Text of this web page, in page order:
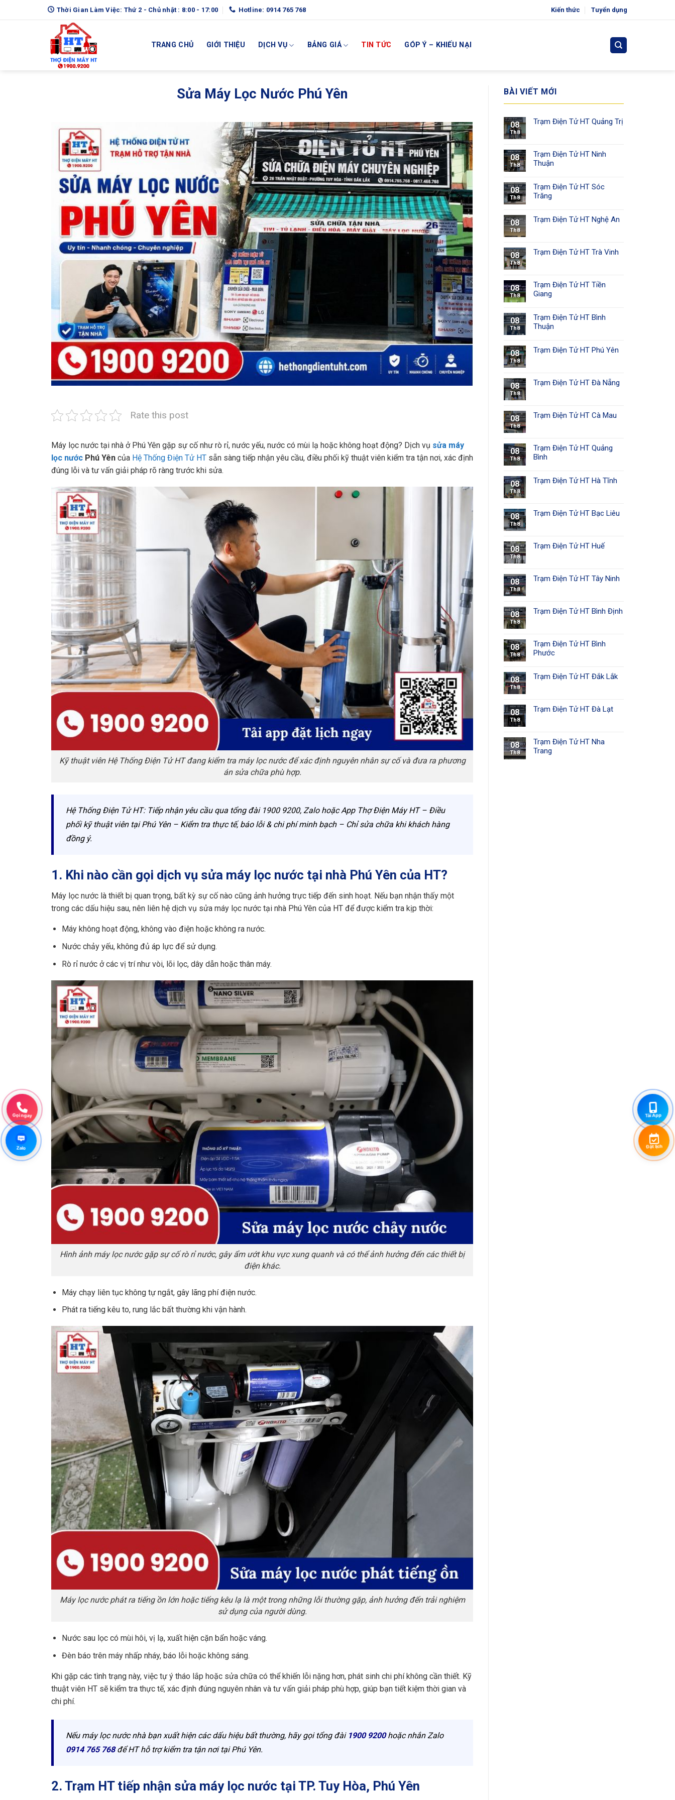
to
Thời Gian Làm Việc: Thứ 2 - Chủ nhật : 8:00 - 17:00 Hotline: 0914 765 768 Kiến thức Tuyển dụng
TRANG CHỦ GIỚI THIỆU DỊCH VỤ BẢNG GIÁ TIN TỨC GÓP Ý – KHIẾU NẠI
Sửa Máy Lọc Nước Phú Yên
Rate this post
Máy lọc nước tại nhà ở Phú Yên gặp sự cố như rò rỉ, nước yếu, nước có mùi lạ hoặc không hoạt động? Dịch vụ sửa máy
lọc nước Phú Yên của Hệ Thống Điện Tử HT sẵn sàng tiếp nhận yêu cầu, điều phối kỹ thuật viên kiểm tra tận nơi, xác định
đúng lỗi và tư vấn giải pháp rõ ràng trước khi sửa.
Kỹ thuật viên Hệ Thống Điện Tử HT đang kiểm tra máy lọc nước để xác định nguyên nhân sự cố và đưa ra phương
án sửa chữa phù hợp.
Hệ Thống Điện Tử HT: Tiếp nhận yêu cầu qua tổng đài 1900 9200, Zalo hoặc App Thợ Điện Máy HT – Điều
phối kỹ thuật viên tại Phú Yên – Kiểm tra thực tế, báo lỗi & chi phí minh bạch – Chỉ sửa chữa khi khách hàng
đồng ý.
1. Khi nào cần gọi dịch vụ sửa máy lọc nước tại nhà Phú Yên của HT?
Máy lọc nước là thiết bị quan trọng, bất kỳ sự cố nào cũng ảnh hưởng trực tiếp đến sinh hoạt. Nếu bạn nhận thấy một
trong các dấu hiệu sau, nên liên hệ dịch vụ sửa máy lọc nước tại nhà Phú Yên của HT để được kiểm tra kịp thời:
Máy không hoạt động, không vào điện hoặc không ra nước.
Nước chảy yếu, không đủ áp lực để sử dụng.
Rò rỉ nước ở các vị trí như vòi, lõi lọc, dây dẫn hoặc thân máy.
Hình ảnh máy lọc nước gặp sự cố rò rỉ nước, gây ẩm ướt khu vực xung quanh và có thể ảnh hưởng đến các thiết bị
điện khác.
Máy chạy liên tục không tự ngắt, gây lãng phí điện nước.
Phát ra tiếng kêu to, rung lắc bất thường khi vận hành.
Máy lọc nước phát ra tiếng ồn lớn hoặc tiếng kêu lạ là một trong những lỗi thường gặp, ảnh hưởng đến trải nghiệm
sử dụng của người dùng.
Nước sau lọc có mùi hôi, vị lạ, xuất hiện cặn bẩn hoặc váng.
Đèn báo trên máy nhấp nháy, báo lỗi hoặc không sáng.
Khi gặp các tình trạng này, việc tự ý tháo lắp hoặc sửa chữa có thể khiến lỗi nặng hơn, phát sinh chi phí không cần thiết. Kỹ
thuật viên HT sẽ kiểm tra thực tế, xác định đúng nguyên nhân và tư vấn giải pháp phù hợp, giúp bạn tiết kiệm thời gian và
chi phí.
Nếu máy lọc nước nhà bạn xuất hiện các dấu hiệu bất thường, hãy gọi tổng đài 1900 9200hoặc nhắn Zalo
0914 765 768để HT hỗ trợ kiểm tra tận nơi tại Phú Yên.
2. Trạm HT tiếp nhận sửa máy lọc nước tại TP. Tuy Hòa, Phú Yên
BÀI VIẾT MỚI
08
Th8
Trạm Điện Tử HT Quảng Trị
08
Th8
Trạm Điện Tử HT Ninh
Thuận
08
Th8
Trạm Điện Tử HT Sóc
Trăng
08
Th8
Trạm Điện Tử HT Nghệ An
08
Th8
Trạm Điện Tử HT Trà Vinh
08
Th8
Trạm Điện Tử HT Tiền
Giang
08
Th8
Trạm Điện Tử HT Bình
Thuận
08
Th8
Trạm Điện Tử HT Phú Yên
08
Th8
Trạm Điện Tử HT Đà Nẵng
08
Th8
Trạm Điện Tử HT Cà Mau
08
Th8
Trạm Điện Tử HT Quảng
Bình
08
Th8
Trạm Điện Tử HT Hà Tĩnh
08
Th8
Trạm Điện Tử HT Bạc Liêu
08
Th8
Trạm Điện Tử HT Huế
08
Th8
Trạm Điện Tử HT Tây Ninh
08
Th8
Trạm Điện Tử HT Bình Định
08
Th8
Trạm Điện Tử HT Bình
Phước
08
Th8
Trạm Điện Tử HT Đắk Lắk
08
Th8
Trạm Điện Tử HT Đà Lạt
08
Th8
Trạm Điện Tử HT Nha
Trang
Gọi ngay
Zalo
Zalo
Tải App
Đặt lịch